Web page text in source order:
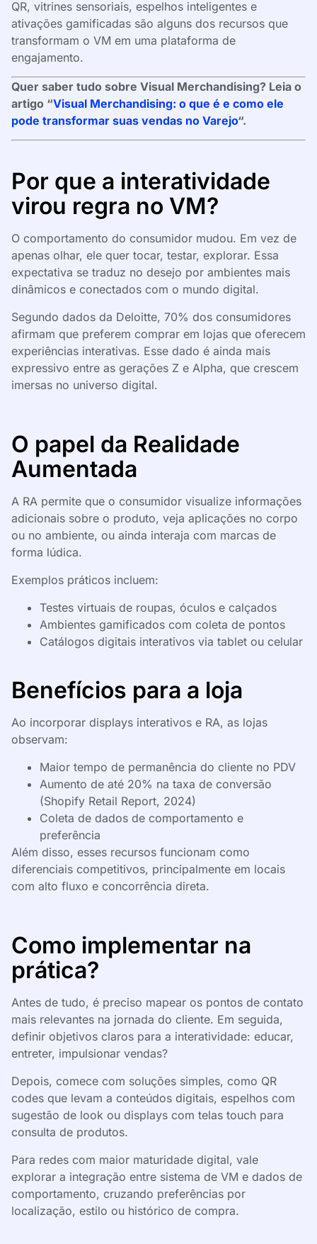
QR, vitrines sensoriais, espelhos inteligentes e
ativações gamificadas são alguns dos recursos que
transformam o VM em uma plataforma de
engajamento.
Quer saber tudo sobre Visual Merchandising? Leia o
artigo “Visual Merchandising: o que é e como ele
pode transformar suas vendas no Varejo“.
Por que a interatividade
virou regra no VM?
O comportamento do consumidor mudou. Em vez de
apenas olhar, ele quer tocar, testar, explorar. Essa
expectativa se traduz no desejo por ambientes mais
dinâmicos e conectados com o mundo digital.
Segundo dados da Deloitte, 70% dos consumidores
afirmam que preferem comprar em lojas que oferecem
experiências interativas. Esse dado é ainda mais
expressivo entre as gerações Z e Alpha, que crescem
imersas no universo digital.
O papel da Realidade
Aumentada
A RA permite que o consumidor visualize informações
adicionais sobre o produto, veja aplicações no corpo
ou no ambiente, ou ainda interaja com marcas de
forma lúdica.
Exemplos práticos incluem:
Testes virtuais de roupas, óculos e calçados
Ambientes gamificados com coleta de pontos
Catálogos digitais interativos via tablet ou celular
Benefícios para a loja
Ao incorporar displays interativos e RA, as lojas
observam:
Maior tempo de permanência do cliente no PDV
Aumento de até 20% na taxa de conversão
(Shopify Retail Report, 2024)
Coleta de dados de comportamento e
preferência
Além disso, esses recursos funcionam como
diferenciais competitivos, principalmente em locais
com alto fluxo e concorrência direta.
Como implementar na
prática?
Antes de tudo, é preciso mapear os pontos de contato
mais relevantes na jornada do cliente. Em seguida,
definir objetivos claros para a interatividade: educar,
entreter, impulsionar vendas?
Depois, comece com soluções simples, como QR
codes que levam a conteúdos digitais, espelhos com
sugestão de look ou displays com telas touch para
consulta de produtos.
Para redes com maior maturidade digital, vale
explorar a integração entre sistema de VM e dados de
comportamento, cruzando preferências por
localização, estilo ou histórico de compra.